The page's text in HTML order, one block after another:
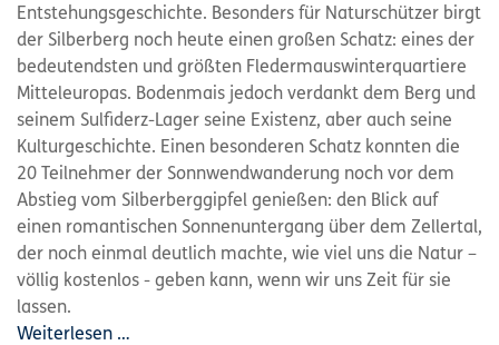
Entstehungsgeschichte. Besonders für Naturschützer birgt
der Silberberg noch heute einen großen Schatz: eines der
bedeutendsten und größten Fledermauswinterquartiere
Mitteleuropas. Bodenmais jedoch verdankt dem Berg und
seinem Sulfiderz-Lager seine Existenz, aber auch seine
Kulturgeschichte. Einen besonderen Schatz konnten die
20 Teilnehmer der Sonnwendwanderung noch vor dem
Abstieg vom Silberberggipfel genießen: den Blick auf
einen romantischen Sonnenuntergang über dem Zellertal,
der noch einmal deutlich machte, wie viel uns die Natur –
völlig kostenlos - geben kann, wenn wir uns Zeit für sie
lassen.
Weiterlesen …